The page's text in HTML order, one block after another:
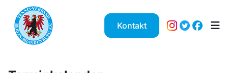
Kontakt